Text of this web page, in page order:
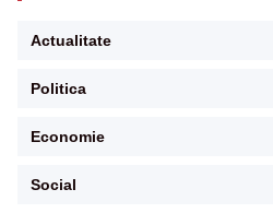
Actualitate
Politica
Economie
Social